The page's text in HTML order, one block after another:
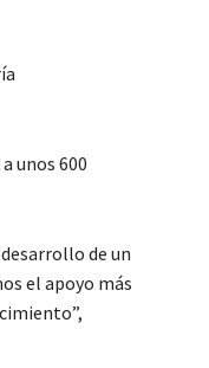
unos 600
de un
el apoyo más